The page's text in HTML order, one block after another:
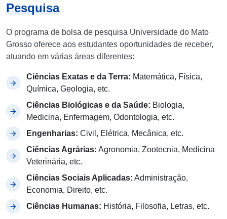
Pesquisa
O programa de bolsa de pesquisa Universidade do Mato
Grosso oferece aos estudantes oportunidades de receber,
atuando em várias áreas diferentes:
Ciências Exatas e da Terra: Matemática, Física,
Química, Geologia, etc.
Ciências Biológicas e da Saúde: Biologia,
Medicina, Enfermagem, Odontologia, etc.
Engenharias: Civil, Elétrica, Mecânica, etc.
Ciências Agrárias: Agronomia, Zootecnia, Medicina
Veterinária, etc.
Ciências Sociais Aplicadas: Administração,
Economia, Direito, etc.
Ciências Humanas: História, Filosofia, Letras, etc.